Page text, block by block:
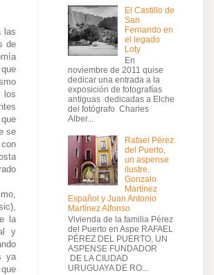
las
de
los
se
la
y
ya
El Castillo de
San
Fernando en
el legado
Loty
En
noviembre de 2011 quise
dedicar una entrada a la
exposición de fotografías
antiguas dedicadas a Elche
del fotógrafo Charles
Alber...
Rafael Pérez
del Puerto,
un aspense
ilustre,
Gonzalo
Martínez
Español y Juan Antonio
Martínez Alfonso
Vivienda de la familia Pérez
del Puerto en Aspe RAFAEL
PÉREZ DEL PUERTO, UN
ASPENSE FUNDADOR
DE LA CIUDAD
URUGUAYA DE RO...